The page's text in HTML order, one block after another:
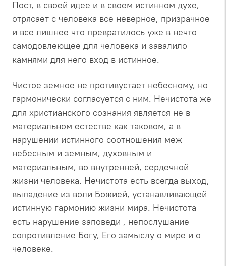
Пост, в своей идее и в своем истинном духе,
отрясает с человека все неверное, призрачное
и все лишнее что превратилось уже в нечто
самодовлеющее для человека и завалило
камнями для него вход в истинное.
Чистое земное не противустает небесному, но
гармонически согласуется с ним. Нечистота же
для христианского сознания является не в
материальном естестве как таковом, а в
нарушении истинного соотношения меж
небесным и земным, духовным и
материальным, во внутренней, сердечной
жизни человека. Нечистота есть всегда выход,
выпадение из воли Божией, устанавливающей
истинную гармонию жизни мира. Нечистота
есть нарушение заповеди , непослушание
сопротивление Богу, Его замыслу о мире и о
человеке.